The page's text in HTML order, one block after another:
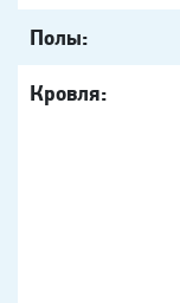
Полы:
Кровля: